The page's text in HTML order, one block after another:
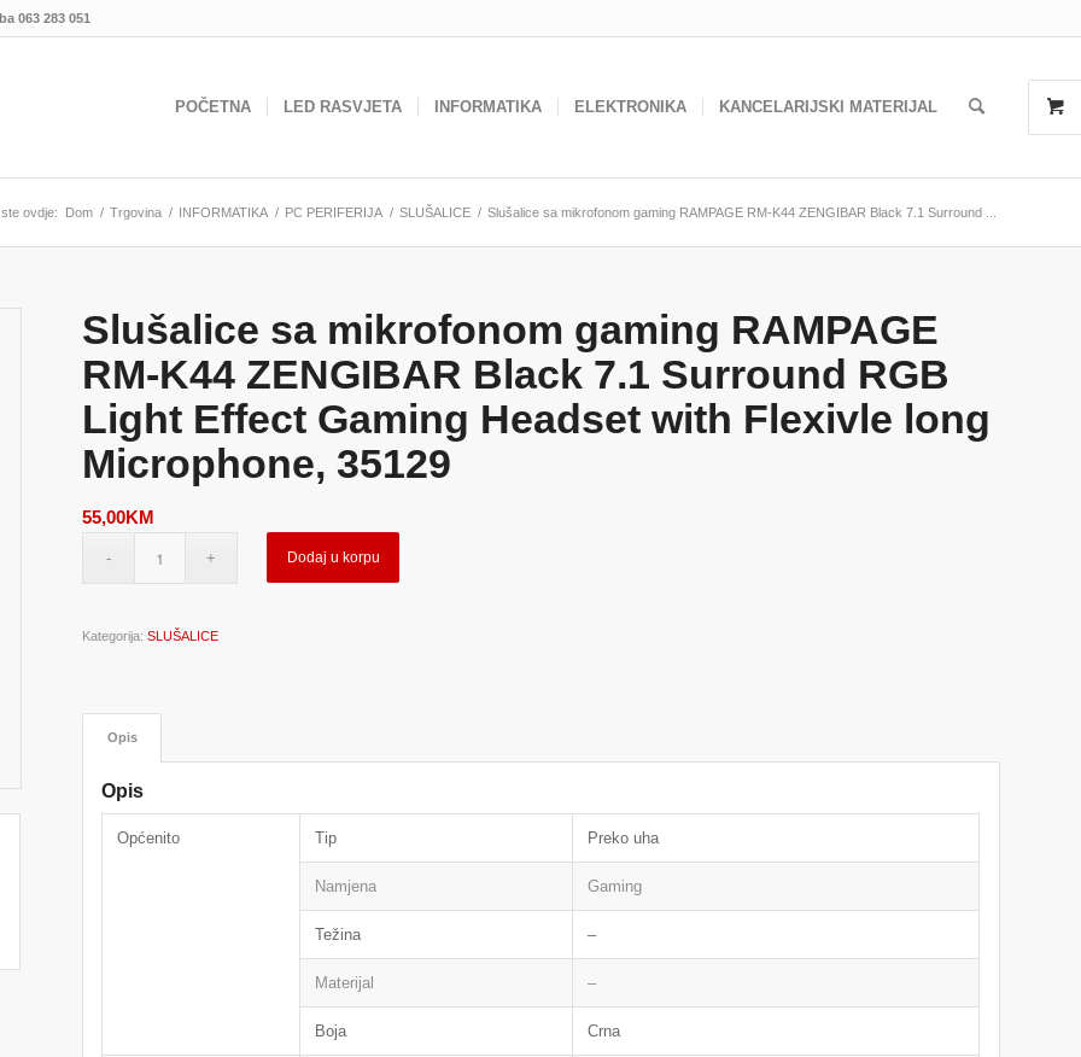
063 283 051
POČETNA LED RASVJETA INFORMATIKA ELEKTRONIKA KANCELARIJSKI MATERIJAL
ovdje: Dom / Trgovina / INFORMATIKA / PC PERIFERIJA / SLUŠALICE / Slušalice sa mikrofonom gaming RAMPAGE RM-K44 ZENGIBAR Black 7.1 Surround ...
Slušalice sa mikrofonom gaming RAMPAGE
RM-K44 ZENGIBAR Black 7.1 Surround RGB
Light Effect Gaming Headset with Flexivle long
Microphone, 35129
55,00KM
Dodaj u korpu
Kategorija:SLUŠALICE
Opis
Opis
Općenito Tip Preko uha
Namjena Gaming
Težina –
Materijal –
Boja Crna